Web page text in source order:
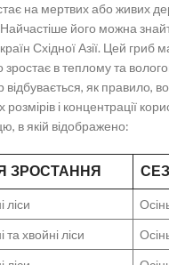
на мертвих або живих
його можна
Східної Азії. Цей гриб
зростає в теплому та
відбувається, як правило,
і концентрації
в якій відображено:
ЗРОСТАННЯ
ліси
та хвойні ліси